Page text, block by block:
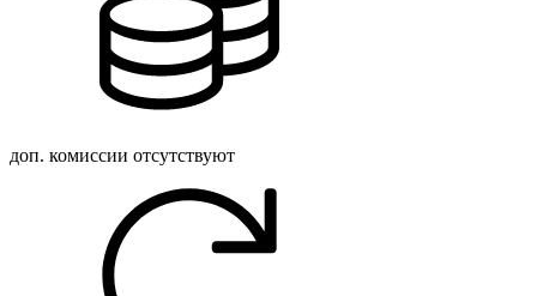
доп. комиссии отсутствуют